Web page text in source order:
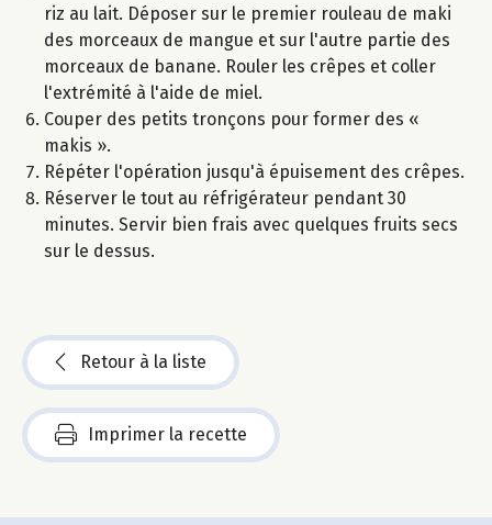
riz au lait. Déposer sur le premier rouleau de maki
des morceaux de mangue et sur l'autre partie des
morceaux de banane. Rouler les crêpes et coller
l'extrémité à l'aide de miel.
Couper des petits tronçons pour former des «
makis ».
Répéter l'opération jusqu'à épuisement des crêpes.
Réserver le tout au réfrigérateur pendant 30
minutes. Servir bien frais avec quelques fruits secs
sur le dessus.
Retour à la liste
Imprimer la recette